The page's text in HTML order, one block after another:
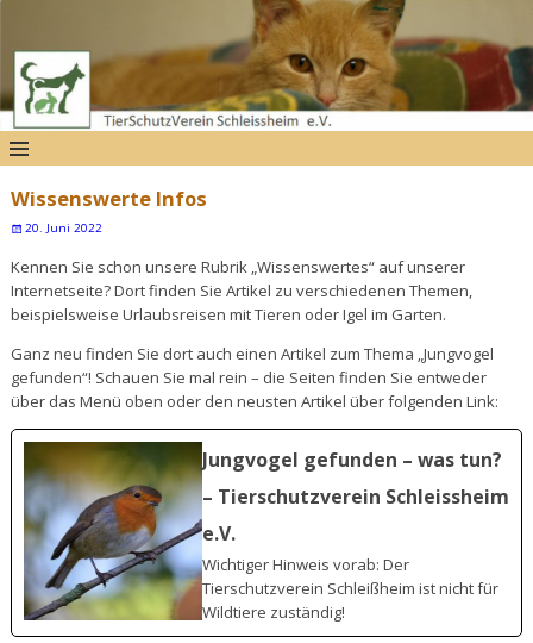
Wissenswerte Infos
20. Juni 2022
Kennen Sie schon unsere Rubrik „Wissenswertes“ auf unserer
Internetseite? Dort finden Sie Artikel zu verschiedenen Themen,
beispielsweise Urlaubsreisen mit Tieren oder Igel im Garten.
Ganz neu finden Sie dort auch einen Artikel zum Thema „Jungvogel
gefunden“! Schauen Sie mal rein – die Seiten finden Sie entweder
über das Menü oben oder den neusten Artikel über folgenden Link:
Jungvogel gefunden – was tun?
– Tierschutzverein Schleissheim
e.V.
Wichtiger Hinweis vorab: Der
Tierschutzverein Schleißheim ist nicht für
Wildtiere zuständig!